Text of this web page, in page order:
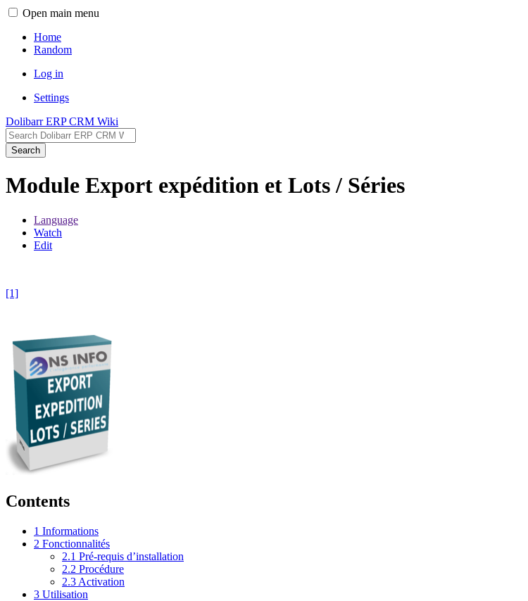
Open main menu
Home
Random
Log in
Settings
Dolibarr ERP CRM Wiki
Search
Module Export expédition et Lots / Séries
Language
Watch
Edit
[1]
Contents
1 Informations
2 Fonctionnalités
2.1 Pré-requis d’installation
2.2 Procédure
2.3 Activation
3 Utilisation